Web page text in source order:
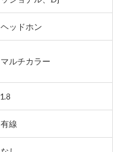
ヘッドホン
マルチカラー
1.8
有線